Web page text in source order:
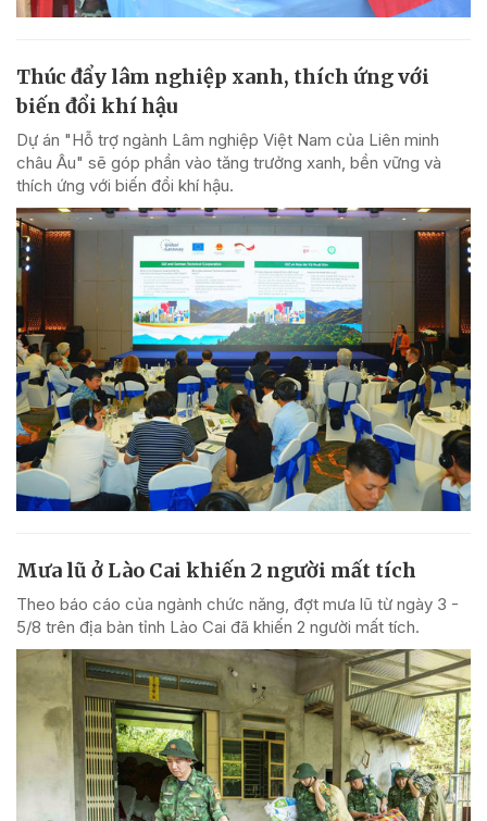
Thúc đẩy lâm nghiệp xanh, thích ứng với
biến đổi khí hậu
Dự án "Hỗ trợ ngành Lâm nghiệp Việt Nam của Liên minh
châu Âu" sẽ góp phần vào tăng trưởng xanh, bền vững và
thích ứng với biến đổi khí hậu.
Mưa lũ ở Lào Cai khiến 2 người mất tích
Theo báo cáo của ngành chức năng, đợt mưa lũ từ ngày 3 -
5/8 trên địa bàn tỉnh Lào Cai đã khiến 2 người mất tích.